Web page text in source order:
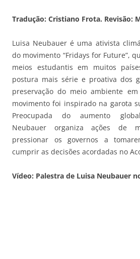
Tradução: Cristiano Frota. Revisão:
Luisa Neubauer é uma ativista
do movimento “Fridays for Future”,
meios estudantis em muitos
postura mais série e proativa dos
preservação do meio ambiente
movimento foi inspirado na garota
Preocupada do aumento
Neubauer organiza ações de
pressionar os governos a
cumprir as decisões acordadas no
Vídeo: Palestra de Luisa Neubauer